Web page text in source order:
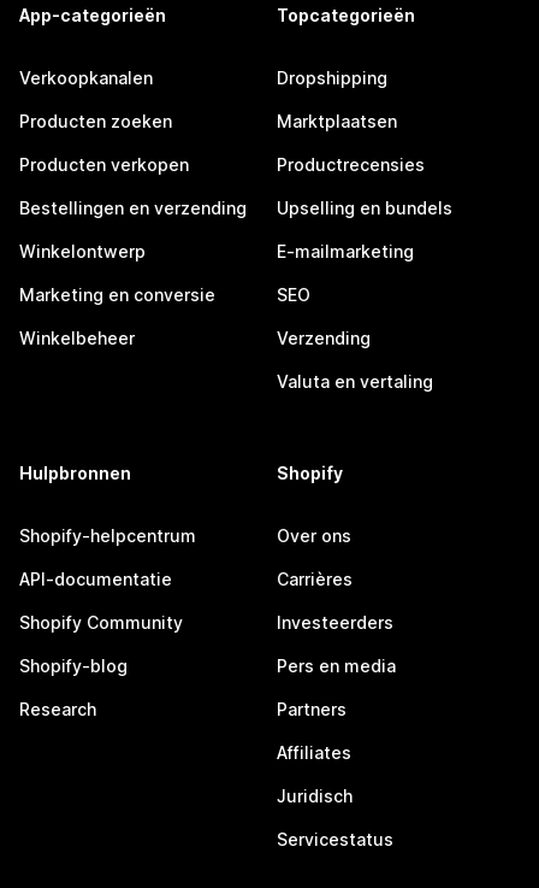
App-categorieën
Verkoopkanalen
Producten zoeken
Producten verkopen
Bestellingen en verzending
Winkelontwerp
Marketing en conversie
Winkelbeheer
Topcategorieën
Dropshipping
Marktplaatsen
Productrecensies
Upselling en bundels
E-mailmarketing
SEO
Verzending
Valuta en vertaling
Hulpbronnen
Shopify-helpcentrum
API-documentatie
Shopify Community
Shopify-blog
Research
Shopify
Over ons
Carrières
Investeerders
Pers en media
Partners
Affiliates
Juridisch
Servicestatus